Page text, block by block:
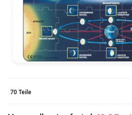
70 Teile